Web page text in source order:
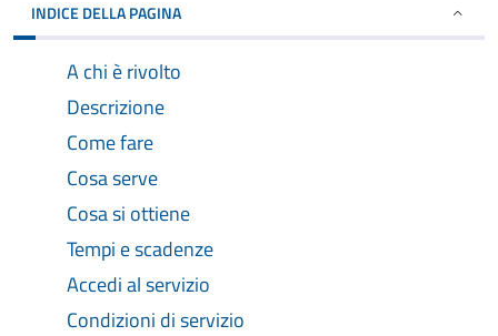
INDICE DELLA PAGINA
A chi è rivolto
Descrizione
Come fare
Cosa serve
Cosa si ottiene
Tempi e scadenze
Accedi al servizio
Condizioni di servizio